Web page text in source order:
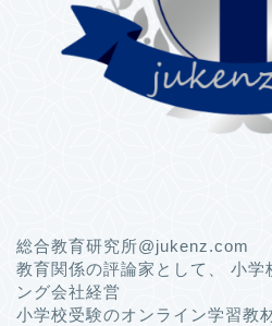
総合教育研究所@jukenz.com
教育関係の評論家として、 小学
ング会社経営
小学校受験のオンライン学習教